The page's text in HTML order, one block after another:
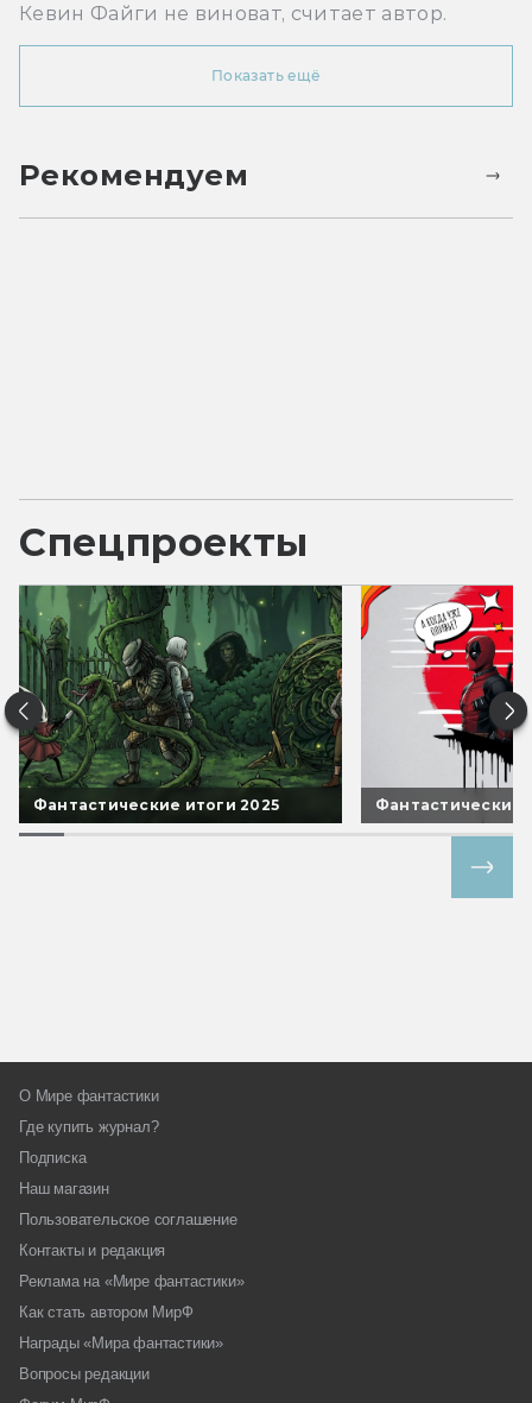
Кевин Файги не виноват, считает автор.
Показать ещё
Рекомендуем
Спецпроекты
Фантастические итоги 2025 Фантастические
О Мире фантастики
Где купить журнал?
Подписка
Наш магазин
Пользовательское соглашение
Контакты и редакция
Реклама на «Мире фантастики»
Как стать автором МирФ
Награды «Мира фантастики»
Вопросы редакции